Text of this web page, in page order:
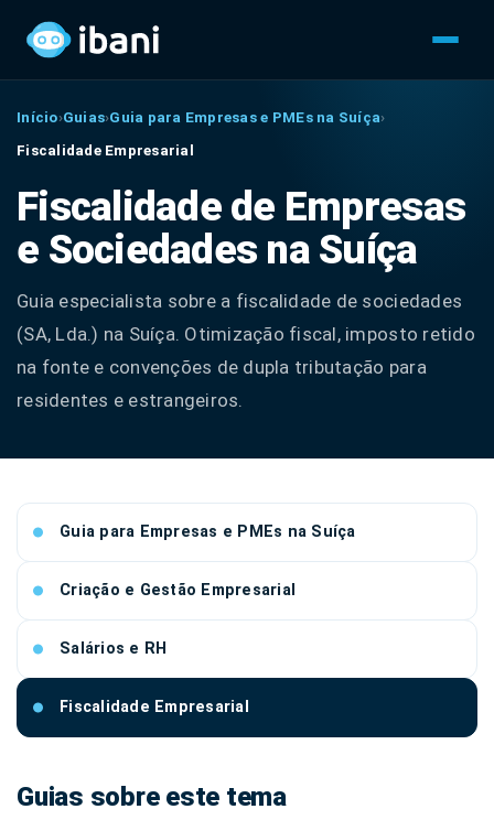
Início›Guias›Guia para Empresas e PMEs na Suíça›
Fiscalidade Empresarial
Fiscalidade de Empresas
e Sociedades na Suíça
Guia especialista sobre a fiscalidade de sociedades
(SA, Lda.) na Suíça. Otimização fiscal, imposto retido
na fonte e convenções de dupla tributação para
residentes e estrangeiros.
Guia para Empresas e PMEs na Suíça
Criação e Gestão Empresarial
Salários e RH
Fiscalidade Empresarial
Guias sobre este tema